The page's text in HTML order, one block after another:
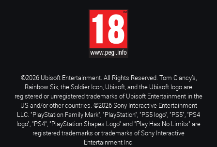
©2026 Ubisoft Entertainment. All Rights Reserved. Tom Clancy’s,
Rainbow Six, the Soldier Icon, Ubisoft, and the Ubisoft logo are
registered or unregistered trademarks of Ubisoft Entertainment in the
US and/or other countries. ©2026 Sony Interactive Entertainment
LLC. "PlayStation Family Mark", "PlayStation", "PS5 logo", "PS5", "PS4
logo", "PS4", "PlayStation Shapes Logo" and "Play Has No Limits" are
registered trademarks or trademarks of Sony Interactive
Entertainment Inc.